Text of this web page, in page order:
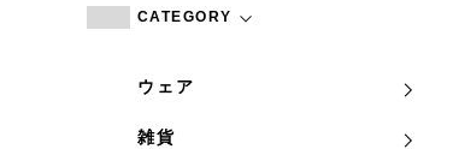
CATEGORY
ウェア
雑貨